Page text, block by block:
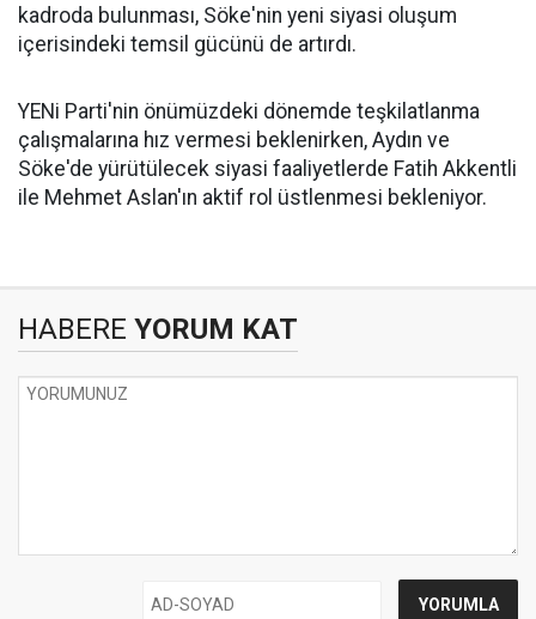
kadroda bulunması, Söke'nin yeni siyasi oluşum
içerisindeki temsil gücünü de artırdı.
YENi Parti'nin önümüzdeki dönemde teşkilatlanma
çalışmalarına hız vermesi beklenirken, Aydın ve
Söke'de yürütülecek siyasi faaliyetlerde Fatih Akkentli
ile Mehmet Aslan'ın aktif rol üstlenmesi bekleniyor.
HABERE YORUM KAT